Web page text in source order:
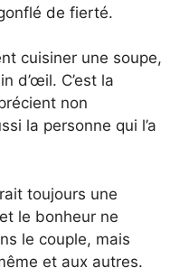
de fierté.
cuisiner une soupe,
d’œil. C’est la
non
la personne qui l’a
toujours une
le bonheur ne
le couple, mais
et aux autres.